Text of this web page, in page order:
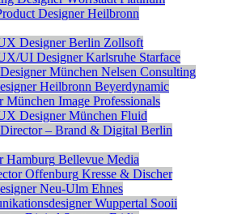
Designer Heilbronn
Designer Berlin Zollsoft
UI Designer Karlsruhe Starface
München Nelsen Consulting
Heilbronn Beyerdynamic
München Image Professionals
Designer München Fluid
– Brand & Digital Berlin
Hamburg Bellevue Media
Offenburg Kresse & Discher
Neu-Ulm Ehnes
Wuppertal Sooii